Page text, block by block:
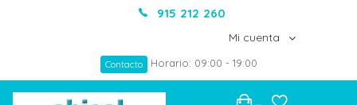
915 212 260
Mi cuenta
Contacto Horario: 09:00 - 19:00